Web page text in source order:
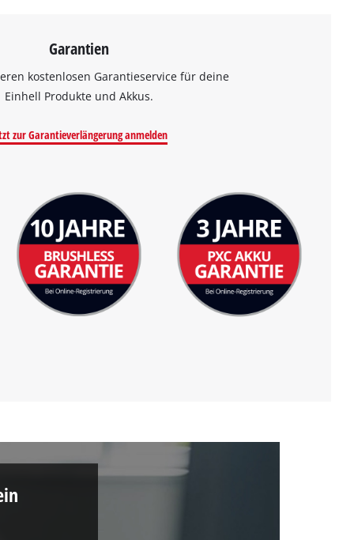
Garantien
kostenlosen Garantieservice für deine
Einhell Produkte und Akkus.
zur Garantieverlängerung anmelden